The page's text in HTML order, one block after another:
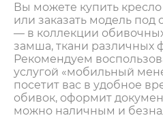
Вы можете купить
или заказать модель под
— в коллекции
замша, ткани различных
Рекомендуем
услугой «мобильный
посетит вас в удобное
обивок, оформит
можно наличным и